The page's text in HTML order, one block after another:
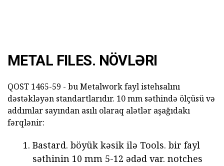
METAL FILES. NÖVLƏRI
QOST 1465-59 - bu Metalwork fayl istehsalını
dəstəkləyən standartlarıdır. 10 mm səthində ölçüsü və
addımlar sayından asılı olaraq alətlər aşağıdakı
fərqlənir:
Bastard. böyük kəsik ilə Tools. bir fayl
səthinin 10 mm 5-12 ədəd var. notches